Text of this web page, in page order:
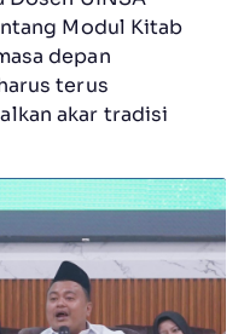
Modul Kitab
depan
terus
akar tradisi